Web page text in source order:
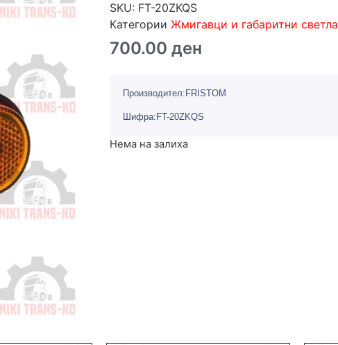
SKU: FT-20ZKQS
Категории Жмигавци и габаритни светла
700.00 ден
Производител:FRISTOM
Шифра:FT-20ZKQS
Нема на залиха